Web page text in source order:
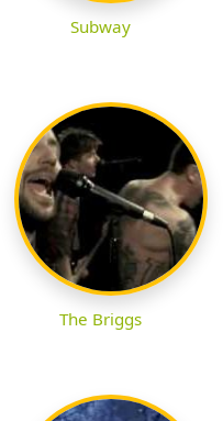
Subway
The Briggs